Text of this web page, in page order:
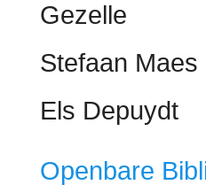
Gezelle
Stefaan Maes
Els Depuydt
Openbare